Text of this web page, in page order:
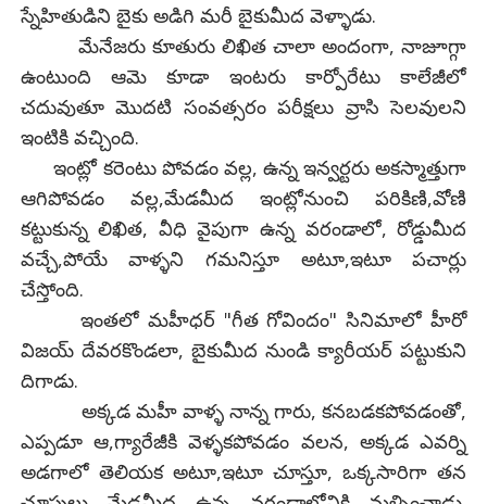
స్నేహితుడిని బైకు అడిగి మరీ బైకుమీద వెళ్ళాడు.
మేనేజరు కూతురు లిఖిత చాలా అందంగా, నాజూగ్గా
ఉంటుంది ఆమె కూడా ఇంటరు కార్పోరేటు కాలేజీలో
చదువుతూ మొదటి సంవత్సరం పరీక్షలు వ్రాసి సెలవులని
ఇంటికి వచ్చింది.
ఇంట్లో కరెంటు పోవడం వల్ల, ఉన్న ఇన్వర్టరు అకస్మాత్తుగా
ఆగిపోవడం వల్ల,మేడమీద ఇంట్లోనుంచి పరికిణి,వోణి
కట్టుకున్న లిఖిత, వీధి వైపుగా ఉన్న వరండాలో, రోడ్డుమీద
వచ్చే,పోయే వాళ్ళని గమనిస్తూ అటూ,ఇటూ పచార్లు
చేస్తోంది.
ఇంతలో మహీధర్ "గీత గోవిందం" సినిమాలో హీరో
విజయ్ దేవరకొండలా, బైకుమీద నుండి క్యారీయర్ పట్టుకుని
దిగాడు.
అక్కడ మహీ వాళ్ళ నాన్న గారు, కనబడకపోవడంతో,
ఎప్పడూ ఆ,గ్యారేజీకి వెళ్ళకపోవడం వలన, అక్కడ ఎవర్ని
అడగాలో తెలియక అటూ,ఇటూ చూస్తూ, ఒక్కసారిగా తన